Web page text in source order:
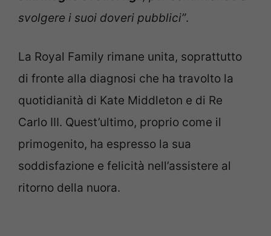
svolgere i suoi doveri pubblici”.
La Royal Family rimane unita, soprattutto
di fronte alla diagnosi che ha travolto la
quotidianità di Kate Middleton e di Re
Carlo III. Quest’ultimo, proprio come il
primogenito, ha espresso la sua
soddisfazione e felicità nell’assistere al
ritorno della nuora.